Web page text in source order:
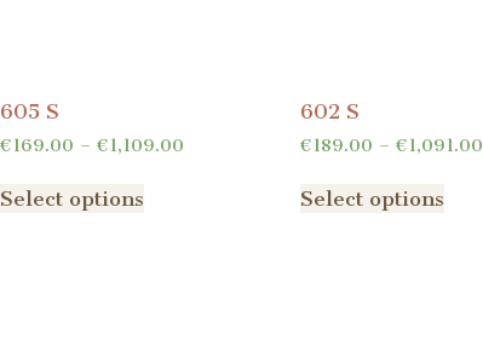
605 S
€169.00 –€1,109.00
Select options
602 S
€189.00 –€1,091.00
Select options